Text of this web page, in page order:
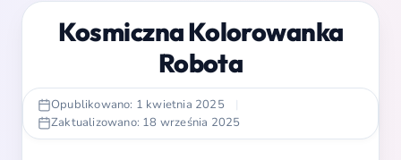
Kosmiczna Kolorowanka
Robota
Opublikowano: 1 kwietnia 2025
|
Zaktualizowano: 18 września 2025